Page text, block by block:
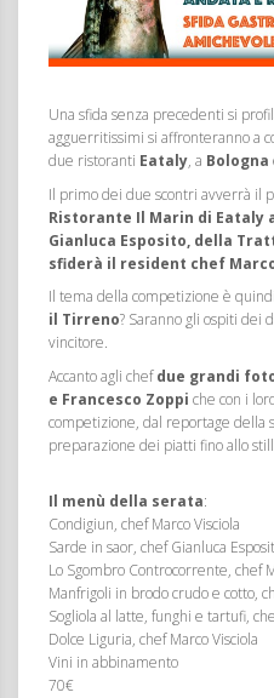
Una sfida senza precedenti si
agguerritissimi si affronteranno a
due ristoranti Eataly, a Bologna
Il primo dei due scontri avverrà il
Ristorante Il Marin di Eataly
Gianluca Esposito, della
sfiderà il resident chef
Il tema della competizione è
il Tirreno? Saranno gli ospiti dei
vincitore.
Accanto agli chefdue grandi
e Francesco Zoppi che con i
competizione, dal reportage della
preparazione dei piatti fino allo
Il menù della serata:
Condigiun, chef Marco Visciola
Sarde in saor, chef Gianluca
Lo Sgombro Controcorrente, chef
Manfrigoli in brodo crudo e cotto,
Sogliola al latte, funghi e tartufi,
Dolce Liguria, chef Marco Visciola
Vini in abbinamento
70€